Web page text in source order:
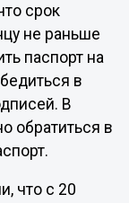
срок
не раньше
паспорт на
в
В
обратиться в
что с 20